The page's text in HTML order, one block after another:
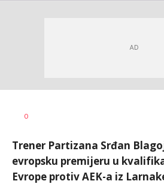
0
Trener Partizana Srđan
evropsku premijeru u
Evrope protiv AEK-a iz